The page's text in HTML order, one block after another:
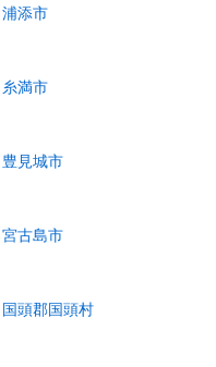
浦添市
糸満市
豊見城市
宮古島市
国頭郡国頭村